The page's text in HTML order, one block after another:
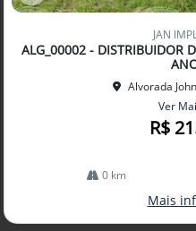
Co
arti
lhe
JAN
ALG_00002 - DISTRIBUIDOR
Alvorada
Ver
R$
0 km
Mais